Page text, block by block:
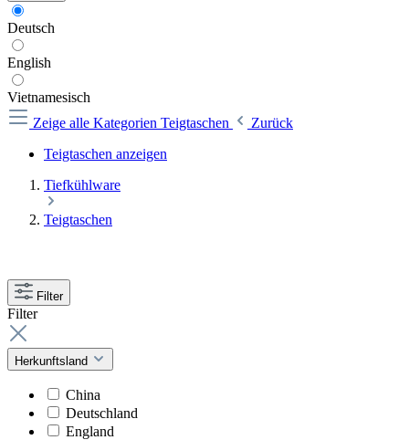
Deutsch
English
Vietnamesisch
Zeige alle Kategorien Teigtaschen
Zurück
Teigtaschen anzeigen
Tiefkühlware
Teigtaschen
Filter
Filter
Herkunftsland
China
Deutschland
England